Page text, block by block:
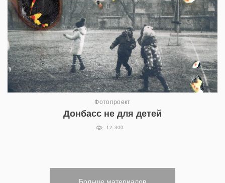
Фотопроект
Донбасс не для детей
12 300